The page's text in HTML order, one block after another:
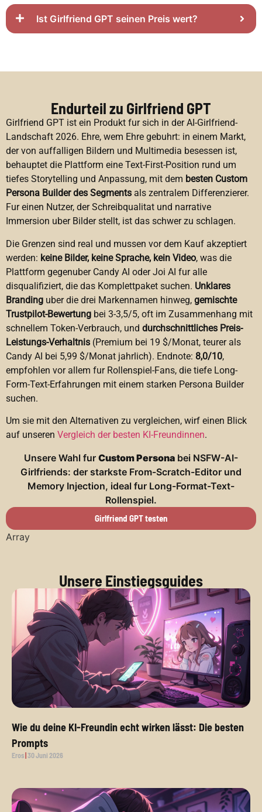
Ist Girlfriend GPT seinen Preis wert?
Endurteil zu Girlfriend GPT
Girlfriend GPT ist ein Produkt fur sich in der AI-Girlfriend-
Landschaft 2026. Ehre, wem Ehre gebuhrt: in einem Markt,
der von auffalligen Bildern und Multimedia besessen ist,
behauptet die Plattform eine Text-First-Position rund um
tiefes Storytelling und Anpassung, mit dem besten Custom
Persona Builder des Segments als zentralem Differenzierer.
Fur einen Nutzer, der Schreibqualitat und narrative
Immersion uber Bilder stellt, ist das schwer zu schlagen.
Die Grenzen sind real und mussen vor dem Kauf akzeptiert
werden: keine Bilder, keine Sprache, kein Video, was die
Plattform gegenuber Candy AI oder Joi AI fur alle
disqualifiziert, die das Komplettpaket suchen. Unklares
Branding uber die drei Markennamen hinweg, gemischte
Trustpilot-Bewertung bei 3-3,5/5, oft im Zusammenhang mit
schnellem Token-Verbrauch, und durchschnittliches Preis-
Leistungs-Verhaltnis (Premium bei 19 $/Monat, teurer als
Candy AI bei 5,99 $/Monat jahrlich). Endnote: 8,0/10,
empfohlen vor allem fur Rollenspiel-Fans, die tiefe Long-
Form-Text-Erfahrungen mit einem starken Persona Builder
suchen.
Um sie mit den Alternativen zu vergleichen, wirf einen Blick
auf unseren Vergleich der besten KI-Freundinnen.
Unsere Wahl fur Custom Persona bei NSFW-AI-
Girlfriends: der starkste From-Scratch-Editor und
Memory Injection, ideal fur Long-Format-Text-
Rollenspiel.
Girlfriend GPT testen
Array
Unsere Einstiegsguides
Wie du deine KI-Freundin echt wirken lässt: Die besten
Prompts
Eros 30 Juni 2026